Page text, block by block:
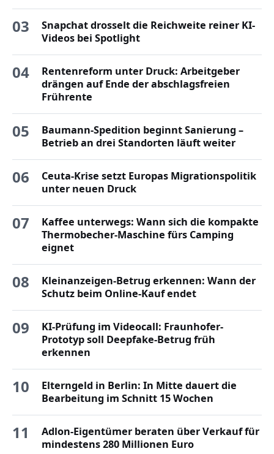
03
Snapchat drosselt die Reichweite reiner KI-
Videos bei Spotlight
04
Rentenreform unter Druck: Arbeitgeber
drängen auf Ende der abschlagsfreien
Frührente
05
Baumann-Spedition beginnt Sanierung –
Betrieb an drei Standorten läuft weiter
06
Ceuta-Krise setzt Europas Migrationspolitik
unter neuen Druck
07
Kaffee unterwegs: Wann sich die kompakte
Thermobecher-Maschine fürs Camping
eignet
08
Kleinanzeigen-Betrug erkennen: Wann der
Schutz beim Online-Kauf endet
09
KI-Prüfung im Videocall: Fraunhofer-
Prototyp soll Deepfake-Betrug früh
erkennen
10
Elterngeld in Berlin: In Mitte dauert die
Bearbeitung im Schnitt 15 Wochen
11
Adlon-Eigentümer beraten über Verkauf für
mindestens 280 Millionen Euro